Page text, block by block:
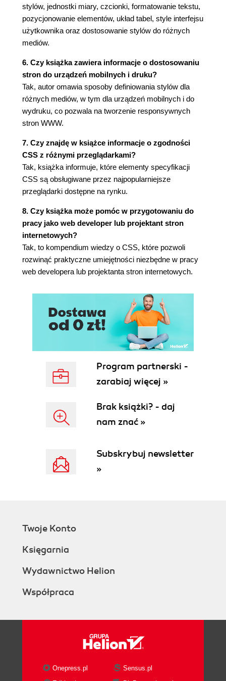
Podsumowanie (287)
10. Pływanie oraz pozycjonowanie (289)
Pływanie (289)
Pozycjonowanie (307)
Podsumowanie (342)
11. Układ tabel (343)
Formatowanie tabel (343)
Obramowanie komórek tabeli (355)
Rozmiar tabeli (363)
Podsumowanie (372)
12. Listy oraz zawartość generowana (373)
Listy (373)
Zawartość generowana (381)
Podsumowanie (395)
13. Style interfejsu użytkownika (397)
Czcionki oraz kolory systemowe (397)
Kursory (402)
Obrysy (406)
Podsumowanie (412)
14. Media nieekranowe (413)
Przydzielanie arkuszy stylów dla określonego
Style dźwiękowe (431)
Podsumowanie (448)
A: Przewodnik po właściwościach (449)
Skorowidz (505)
stylów, jednostki miary, czcionki, formatowanie tekstu,
pozycjonowanie elementów, układ tabel, style interfejsu
użytkownika oraz dostosowanie stylów do różnych
mediów.
6. Czy książka zawiera informacje o dostosowaniu
stron do urządzeń mobilnych i druku?
Tak, autor omawia sposoby definiowania stylów dla
różnych mediów, w tym dla urządzeń mobilnych i do
wydruku, co pozwala na tworzenie responsywnych
stron WWW.
7. Czy znajdę w książce informacje o zgodności
CSS z różnymi przeglądarkami?
Tak, książka informuje, które elementy specyfikacji
CSS są obsługiwane przez najpopularniejsze
przeglądarki dostępne na rynku.
8. Czy książka może pomóc w przygotowaniu do
pracy jako web developer lub projektant stron
internetowych?
Tak, to kompendium wiedzy o CSS, które pozwoli
rozwinąć praktyczne umiejętności niezbędne w pracy
web developera lub projektanta stron internetowych.
Program partnerski -
zarabiaj więcej »
Brak książki? - daj
nam znać »
Subskrybuj newsletter
»
Twoje Konto
Księgarnia
Wydawnictwo Helion
Współpraca
Onepress.pl
Sensus.pl